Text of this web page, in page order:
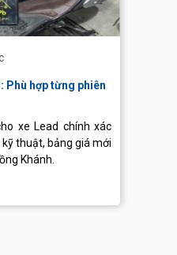
Phù hợp từng phiên
xe Lead chính xác
thuật, bảng giá mới
Khánh.